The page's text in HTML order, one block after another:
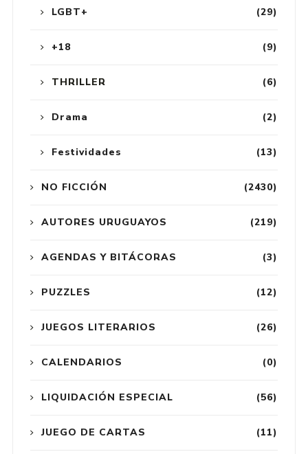
(29)
LGBT+
(9)
+18
(6)
THRILLER
(2)
Drama
(13)
Festividades
(2430)
NO FICCIÓN
(219)
AUTORES URUGUAYOS
(3)
AGENDAS Y BITÁCORAS
(12)
PUZZLES
(26)
JUEGOS LITERARIOS
(0)
CALENDARIOS
(56)
LIQUIDACIÓN ESPECIAL
(11)
JUEGO DE CARTAS